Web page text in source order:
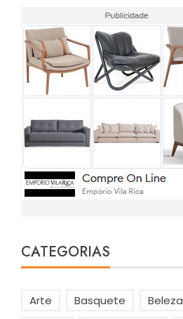
CATEGORIAS
Arte Basquete Beleza